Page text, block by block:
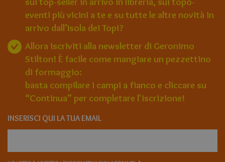
eventi più vicini a te e su tutte le altre novità in
arrivo dall’Isola dei Topi?
Allora iscriviti alla newsletter di Geronimo
Stilton! È facile come mangiare un pezzettino
di formaggio:
basta compilare i campi a fianco e cliccare su
“Continua” per completare l'iscrizione!
INSERISCI QUI LA TUA EMAIL